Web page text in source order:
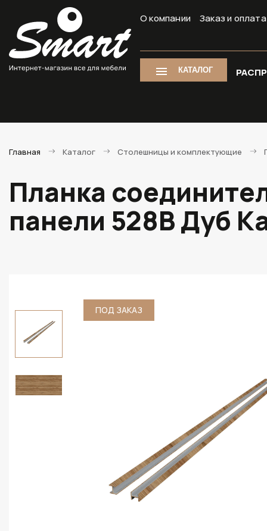
О компании Заказ и оплата
КАТАЛОГ
Главная Каталог Столешницы и комплектующие
Планка
панели 528В Дуб
ПОД ЗАКАЗ